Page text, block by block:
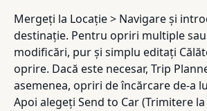
Mergeți la Locație > Navigare și
destinație. Pentru opriri multiple
modificări, pur și simplu editați
oprire. Dacă este necesar, Trip
asemenea, opriri de încărcare de-a
Apoi alegeți Send to Car (Trimitere